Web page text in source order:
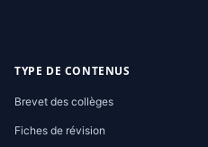
TYPE DE CONTENUS
Brevet des collèges
Fiches de révision